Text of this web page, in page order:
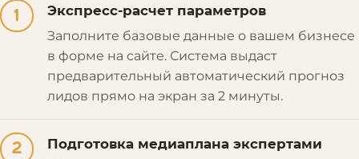
1 Экспресс-расчет параметров
Заполните базовые данные о вашем бизнесе
в форме на сайте. Система выдаст
предварительный автоматический прогноз
лидов прямо на экран за 2 минуты.
2 Подготовка медиаплана экспертами